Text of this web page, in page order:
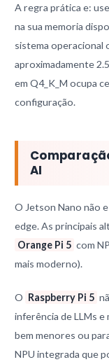
A regra prática e:
na sua memoria
sistema operacional
aproximadamente
em Q4_K_M ocupa
configuração.
AI
O Jetson Nano não
edge. As principais
Orange Pi 5 com
mais moderno).
O Raspberry Pi 5
inferência de LLMs e
bem menores ou
NPU integrada que